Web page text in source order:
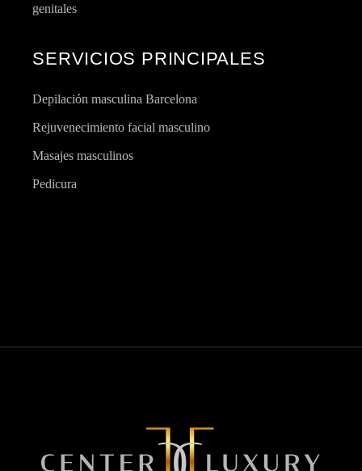
genitales
SERVICIOS PRINCIPALES
Depilación masculina Barcelona
Rejuvenecimiento facial masculino
Masajes masculinos
Pedicura